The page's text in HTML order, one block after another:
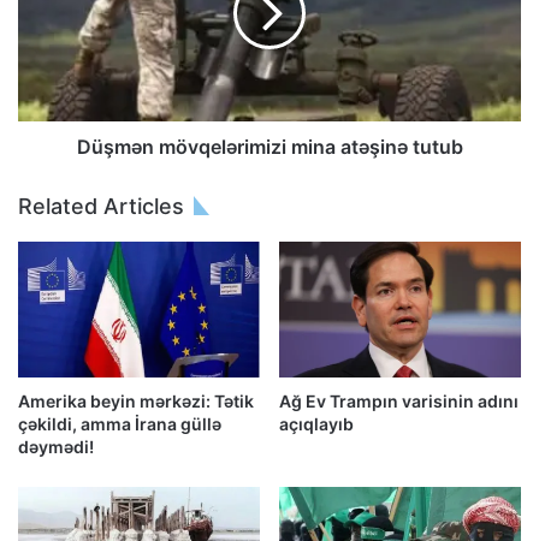
Düşmən mövqelərimizi mina atəşinə tutub
Related Articles
Amerika beyin mərkəzi: Tətik
çəkildi, amma İrana güllə
dəymədi!
Ağ Ev Trampın varisinin adını
açıqlayıb